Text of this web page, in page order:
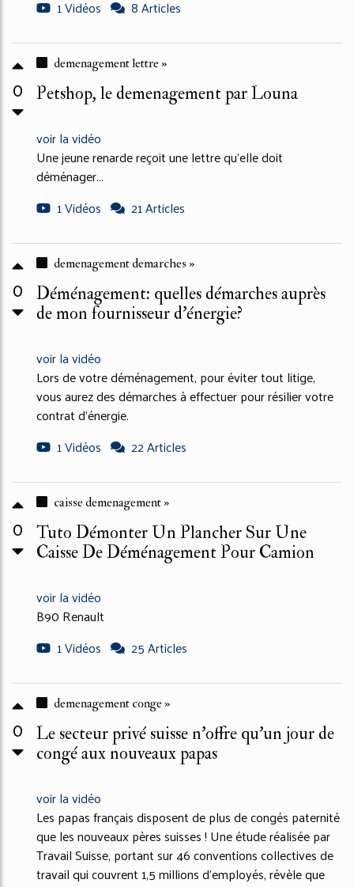
1 Vidéos 8 Articles
0
demenagement lettre »
Petshop, le demenagement par Louna
voir la vidéo
Une jeune renarde reçoit une lettre qu'elle doit
déménager...
1 Vidéos
21 Articles
0
demenagement demarches »
Déménagement: quelles démarches auprès
de mon fournisseur d'énergie?
voir la vidéo
Lors de votre déménagement, pour éviter tout litige,
vous aurez des démarches à effectuer pour résilier votre
contrat d'énergie.
1 Vidéos
22 Articles
0
caisse demenagement »
Tuto Démonter Un Plancher Sur Une
Caisse De Déménagement Pour Camion
voir la vidéo
B90 Renault
1 Vidéos
25 Articles
0
demenagement conge »
Le secteur privé suisse n’offre qu’un jour de
congé aux nouveaux papas
voir la vidéo
Les papas français disposent de plus de congés paternité
que les nouveaux pères suisses ! Une étude réalisée par
Travail Suisse, portant sur 46 conventions collectives de
travail qui couvrent 1,5 millions d’employés, révèle que